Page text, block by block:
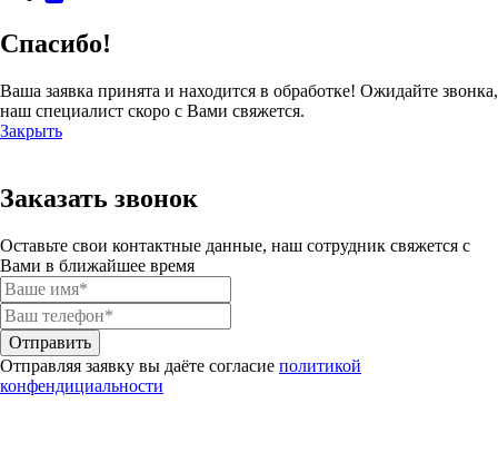
Спасибо!
Ваша заявка принята и находится в обработке! Ожидайте звонка,
наш специалист скоро с Вами свяжется.
Закрыть
Заказать звонок
Оставьте свои контактные данные, наш сотрудник свяжется с
Вами в ближайшее время
Отправить
Отправляя заявку вы даёте согласие политикой
конфендициальности